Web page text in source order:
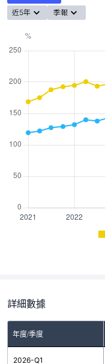
近5年 季報
詳細數據
年度/季度
2026-Q1